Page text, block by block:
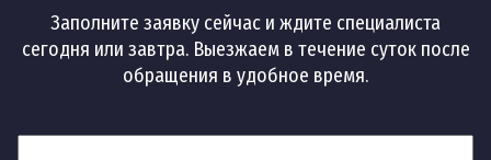
10 Устранение засоров шт 1 500 руб
Устранение засора на
Заполните заявку сейчас и ждите специалиста
сегодня или завтра. Выезжаем в течение суток после
обращения в удобное время.